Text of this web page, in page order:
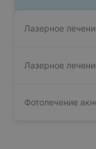
Лазерное
Лазерное
Фотолечение